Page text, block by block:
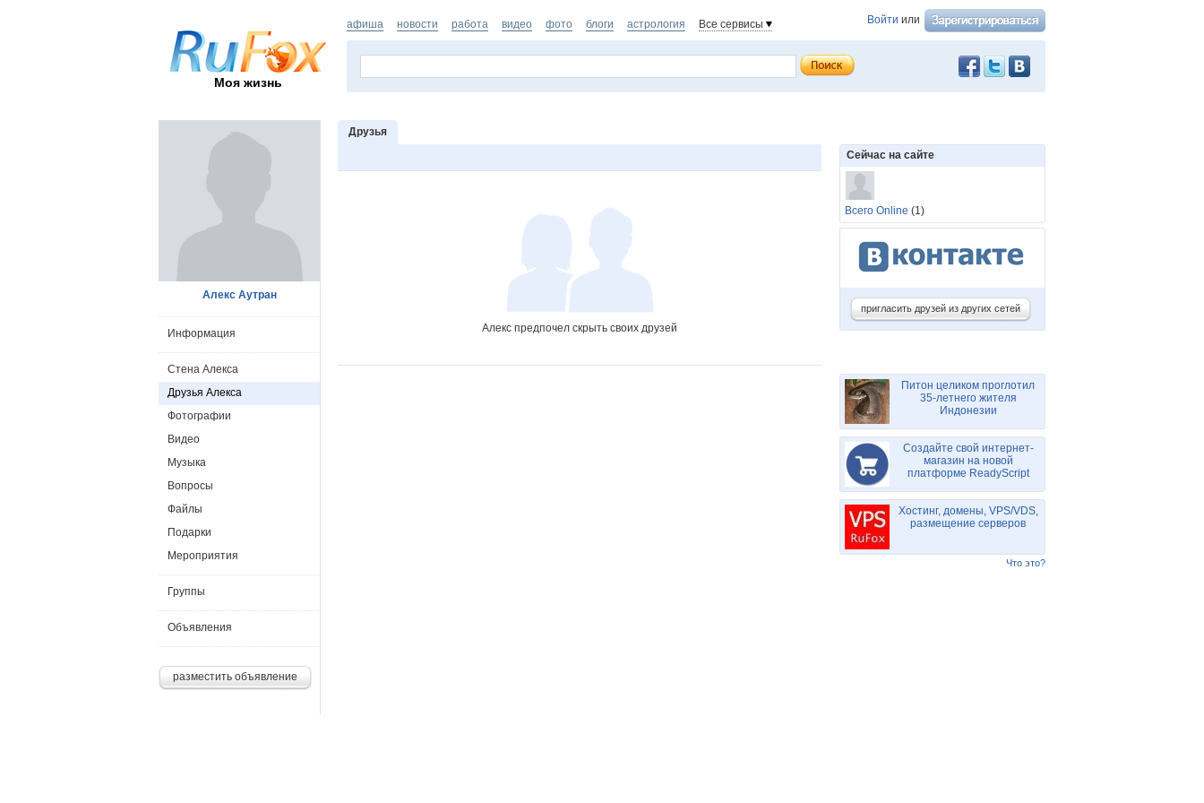
Моя жизнь
Войти или
афиша новости работа видео фото блоги астрология Все сервисы
Друзья
Алекс предпочел скрыть своих друзей
Алекс Аутран
Информация
Стена Алекса
Друзья Алекса
Фотографии
Видео
Музыка
Вопросы
Файлы
Подарки
Мероприятия
Группы
Объявления
разместить объявление
Сейчас на сайте
Всего Online (1)
пригласить друзей из других сетей
Питон целиком проглотил
35-летнего жителя
Индонезии
Создайте свой интернет-
магазин на новой
платформе ReadyScript
Хостинг, домены, VPS/VDS,
размещение серверов
Что это?